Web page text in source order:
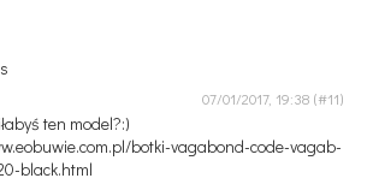
07/01/2017, 19:38
ten model?:)
botki-vagabond-code-vagab-
black.html